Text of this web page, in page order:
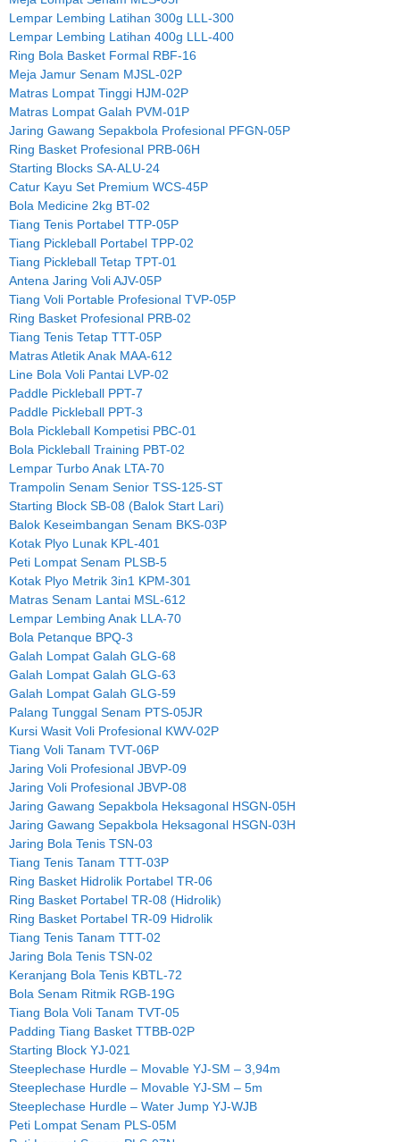
Lempar Lembing Latihan 300g LLL-300
Lempar Lembing Latihan 400g LLL-400
Ring Bola Basket Formal RBF-16
Meja Jamur Senam MJSL-02P
Matras Lompat Tinggi HJM-02P
Matras Lompat Galah PVM-01P
Jaring Gawang Sepakbola Profesional PFGN-05P
Ring Basket Profesional PRB-06H
Starting Blocks SA-ALU-24
Catur Kayu Set Premium WCS-45P
Bola Medicine 2kg BT-02
Tiang Tenis Portabel TTP-05P
Tiang Pickleball Portabel TPP-02
Tiang Pickleball Tetap TPT-01
Antena Jaring Voli AJV-05P
Tiang Voli Portable Profesional TVP-05P
Ring Basket Profesional PRB-02
Tiang Tenis Tetap TTT-05P
Matras Atletik Anak MAA-612
Line Bola Voli Pantai LVP-02
Paddle Pickleball PPT-7
Paddle Pickleball PPT-3
Bola Pickleball Kompetisi PBC-01
Bola Pickleball Training PBT-02
Lempar Turbo Anak LTA-70
Trampolin Senam Senior TSS-125-ST
Starting Block SB-08 (Balok Start Lari)
Balok Keseimbangan Senam BKS-03P
Kotak Plyo Lunak KPL-401
Peti Lompat Senam PLSB-5
Kotak Plyo Metrik 3in1 KPM-301
Matras Senam Lantai MSL-612
Lempar Lembing Anak LLA-70
Bola Petanque BPQ-3
Galah Lompat Galah GLG-68
Galah Lompat Galah GLG-63
Galah Lompat Galah GLG-59
Palang Tunggal Senam PTS-05JR
Kursi Wasit Voli Profesional KWV-02P
Tiang Voli Tanam TVT-06P
Jaring Voli Profesional JBVP-09
Jaring Voli Profesional JBVP-08
Jaring Gawang Sepakbola Heksagonal HSGN-05H
Jaring Gawang Sepakbola Heksagonal HSGN-03H
Jaring Bola Tenis TSN-03
Tiang Tenis Tanam TTT-03P
Ring Basket Hidrolik Portabel TR-06
Ring Basket Portabel TR-08 (Hidrolik)
Ring Basket Portabel TR-09 Hidrolik
Tiang Tenis Tanam TTT-02
Jaring Bola Tenis TSN-02
Keranjang Bola Tenis KBTL-72
Bola Senam Ritmik RGB-19G
Tiang Bola Voli Tanam TVT-05
Padding Tiang Basket TTBB-02P
Starting Block YJ-021
Steeplechase Hurdle – Movable YJ-SM – 3,94m
Steeplechase Hurdle – Movable YJ-SM – 5m
Steeplechase Hurdle – Water Jump YJ-WJB
Peti Lompat Senam PLS-05M